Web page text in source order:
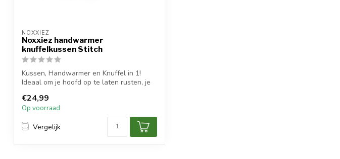
NOXXIEZ
Noxxiez handwarmer
knuffelkussen Stitch
Kussen, Handwarmer en Knuffel in 1!
Ideaal om je hoofd op te laten rusten, je
€24,99
Op voorraad
Vergelijk